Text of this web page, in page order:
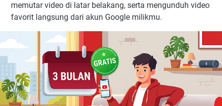
memutar video di latar belakang, serta mengunduh video
favorit langsung dari akun Google milikmu.